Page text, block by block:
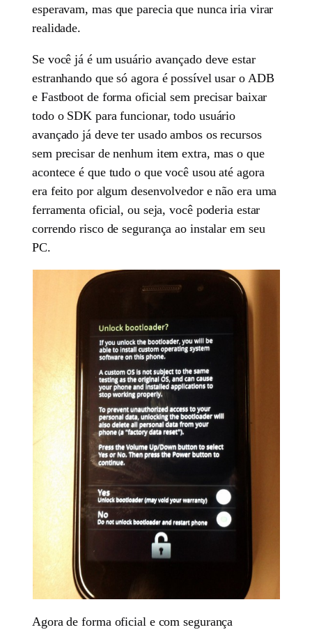
esperavam, mas que parecia que nunca iria virar
realidade.
Se você já é um usuário avançado deve estar
estranhando que só agora é possível usar o ADB
e Fastboot de forma oficial sem precisar baixar
todo o SDK para funcionar, todo usuário
avançado já deve ter usado ambos os recursos
sem precisar de nenhum item extra, mas o que
acontece é que tudo o que você usou até agora
era feito por algum desenvolvedor e não era uma
ferramenta oficial, ou seja, você poderia estar
correndo risco de segurança ao instalar em seu
PC.
Agora de forma oficial e com segurança